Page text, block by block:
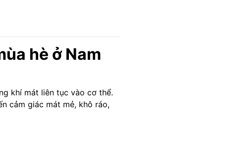
hè ở Nam
khí mát liên tục vào cơ thể.
cảm giác mát mẻ, khô ráo,